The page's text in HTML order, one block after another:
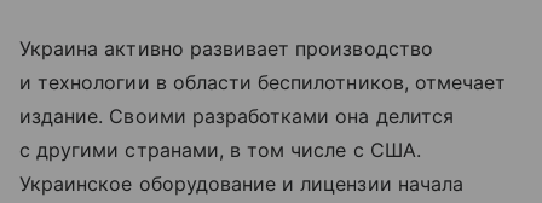
Украина активно развивает производство
и технологии в области беспилотников, отмечает
издание. Своими разработками она делится
с другими странами, в том числе с США.
Украинское оборудование и лицензии начала